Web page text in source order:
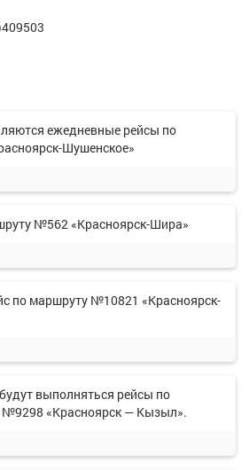
ежедневные рейсы по
Шушенское»
№562 «Красноярск-Шира»
по маршруту №10821 «Красноярск-
выполняться рейсы по
«Красноярск — Кызыл».